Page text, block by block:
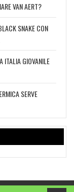
VAN AERT?
SNAKE CON
ITALIA GIOVANILE
SERVE